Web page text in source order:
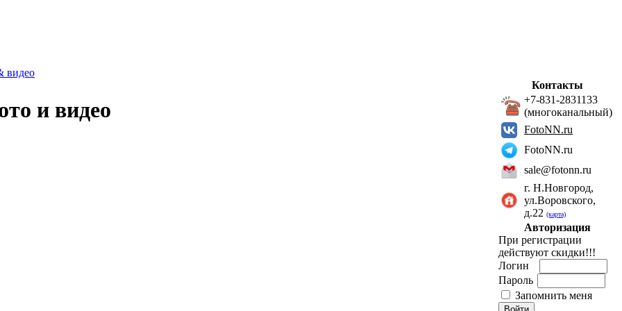
видео
и видео
Контакты
+7-831-2831133
(многоканальный)
FotoNN.ru
FotoNN.ru
sale@fotonn.ru
г. Н.Новгород,
ул.Воровского,
д.22 (карта)
Авторизация
При регистрации
действуют скидки!!!
Логин
Пароль
Запомнить меня